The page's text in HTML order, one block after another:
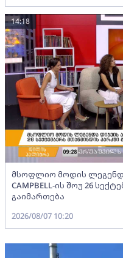
მსოფლიო მოდის
CAMPBELL-ის შოუ 26
გაიმართება
14:18
2026/08/07 10:20